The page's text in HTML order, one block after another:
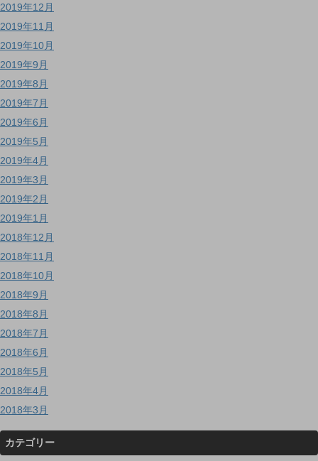
2019年12月
2019年11月
2019年10月
2019年9月
2019年8月
2019年7月
2019年6月
2019年5月
2019年4月
2019年3月
2019年2月
2019年1月
2018年12月
2018年11月
2018年10月
2018年9月
2018年8月
2018年7月
2018年6月
2018年5月
2018年4月
2018年3月
カテゴリー